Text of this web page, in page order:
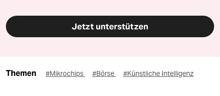
Jetzt unterstützen
Themen #Mikrochips #Börse #Künstliche Intelligenz